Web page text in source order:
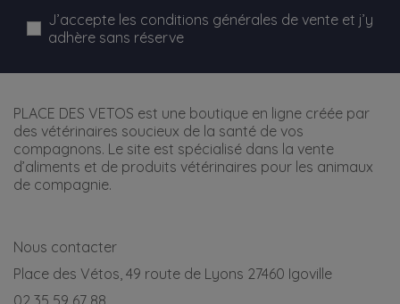
J’accepte les conditions générales de vente et j’y
adhère sans réserve
PLACE DES VETOS est une boutique en ligne créée par
des vétérinaires soucieux de la santé de vos
compagnons. Le site est spécialisé dans la vente
d’aliments et de produits vétérinaires pour les animaux
de compagnie.
Nous contacter
Place des Vétos, 49 route de Lyons 27460 Igoville
02 35 59 67 88